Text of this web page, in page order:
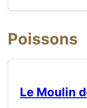
Poissons
Le Moulin